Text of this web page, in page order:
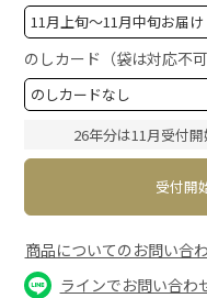
)
のしカード（袋は対応不可
26年分は11月受付
受付開
商品についてのお問い合
ラインでお問い合わ